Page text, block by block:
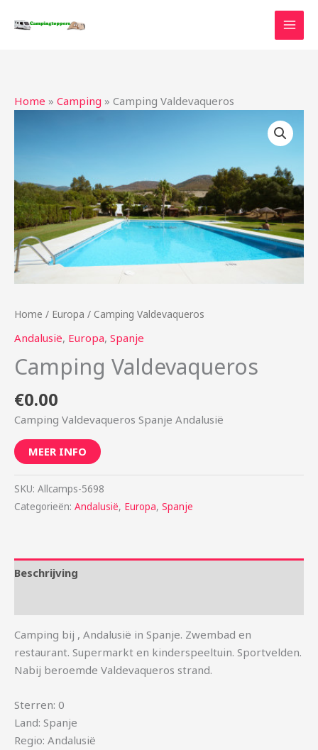
naar
Home » Camping » Camping Valdevaqueros
Home / Europa / Camping Valdevaqueros
Andalusië, Europa, Spanje
Camping Valdevaqueros
€0.00
Camping Valdevaqueros Spanje Andalusië
MEER INFO
SKU: Allcamps-5698
Categorieën: Andalusië, Europa, Spanje
Beschrijving
Camping bij , Andalusië in Spanje. Zwembad en
restaurant. Supermarkt en kinderspeeltuin. Sportvelden.
Nabij beroemde Valdevaqueros strand.
Sterren: 0
Land: Spanje
Regio: Andalusië